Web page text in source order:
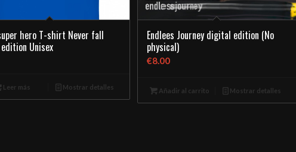
hero T-shirt Never fall
Unisex
Leer más Mostrar detalles
Endlees Journey digital edition (No
physical)
€8.00
Añadir al carrito Mostrar detalles